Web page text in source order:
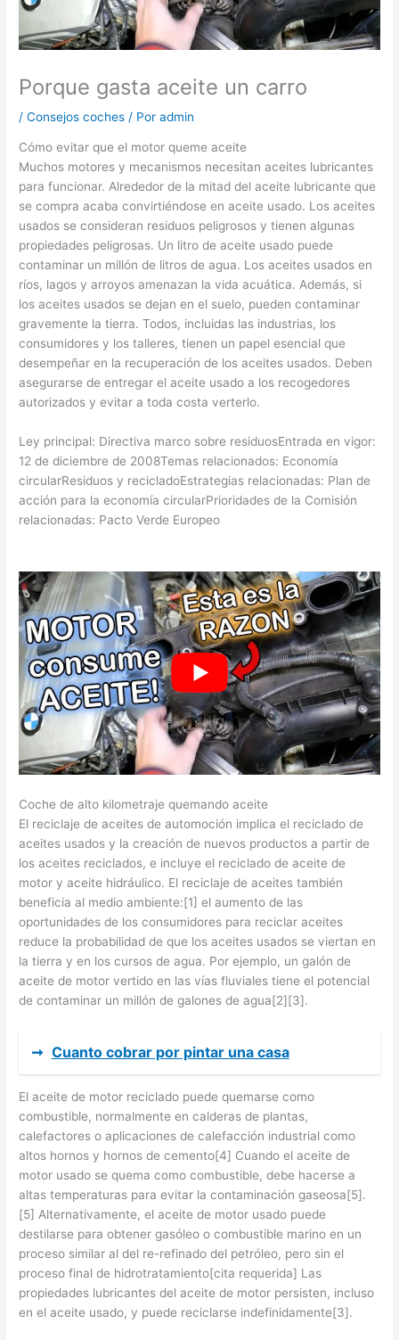
Porque gasta aceite un carro
/Consejos coches / Poradmin
Cómo evitar que el motor queme aceite
Muchos motores y mecanismos necesitan aceites lubricantes
para funcionar. Alrededor de la mitad del aceite lubricante que
se compra acaba convirtiéndose en aceite usado. Los aceites
usados se consideran residuos peligrosos y tienen algunas
propiedades peligrosas. Un litro de aceite usado puede
contaminar un millón de litros de agua. Los aceites usados en
ríos, lagos y arroyos amenazan la vida acuática. Además, si
los aceites usados se dejan en el suelo, pueden contaminar
gravemente la tierra. Todos, incluidas las industrias, los
consumidores y los talleres, tienen un papel esencial que
desempeñar en la recuperación de los aceites usados. Deben
asegurarse de entregar el aceite usado a los recogedores
autorizados y evitar a toda costa verterlo.
Ley principal: Directiva marco sobre residuosEntrada en vigor:
12 de diciembre de 2008Temas relacionados: Economía
circularResiduos y recicladoEstrategias relacionadas: Plan de
acción para la economía circularPrioridades de la Comisión
relacionadas: Pacto Verde Europeo
Coche de alto kilometraje quemando aceite
El reciclaje de aceites de automoción implica el reciclado de
aceites usados y la creación de nuevos productos a partir de
los aceites reciclados, e incluye el reciclado de aceite de
motor y aceite hidráulico. El reciclaje de aceites también
beneficia al medio ambiente:[1] el aumento de las
oportunidades de los consumidores para reciclar aceites
reduce la probabilidad de que los aceites usados se viertan en
la tierra y en los cursos de agua. Por ejemplo, un galón de
aceite de motor vertido en las vías fluviales tiene el potencial
de contaminar un millón de galones de agua[2][3].
➞ Cuanto cobrar por pintar una casa
El aceite de motor reciclado puede quemarse como
combustible, normalmente en calderas de plantas,
calefactores o aplicaciones de calefacción industrial como
altos hornos y hornos de cemento[4] Cuando el aceite de
motor usado se quema como combustible, debe hacerse a
altas temperaturas para evitar la contaminación gaseosa[5].
[5] Alternativamente, el aceite de motor usado puede
destilarse para obtener gasóleo o combustible marino en un
proceso similar al del re-refinado del petróleo, pero sin el
proceso final de hidrotratamiento[cita requerida] Las
propiedades lubricantes del aceite de motor persisten, incluso
en el aceite usado, y puede reciclarse indefinidamente[3].